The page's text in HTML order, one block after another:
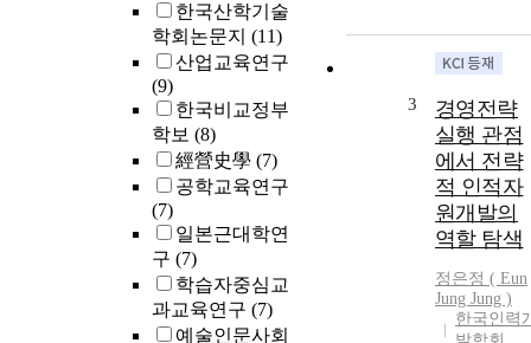
한국산학기술
학회논문지 (11)
산업교육연구
(9)
한국비교정부
학보 (8)
經營史學 (7)
공학교육연구
(7)
일본근대학연
구 (7)
학습자중심교
과교육연구 (7)
예술인문사회
3
경영전략
실행 관점
에서 전략
적 인적자
원개발의
역할 탐색
정은정 ( Eun
Jung Jung )
한국인력